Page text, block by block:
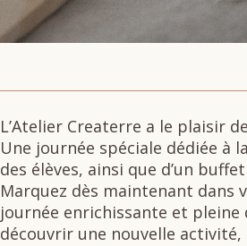
L’Atelier Createrre a le plaisir
Une journée spéciale dédiée à
des élèves, ainsi que d’un
Marquez dès maintenant dans
journée enrichissante et pleine
découvrir une nouvelle